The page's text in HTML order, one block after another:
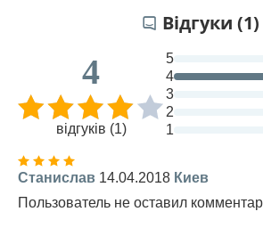
Відгуки (1)
4
відгуків (1)
5
4
3
2
1
Станислав 14.04.2018 Киев
Пользователь не оставил